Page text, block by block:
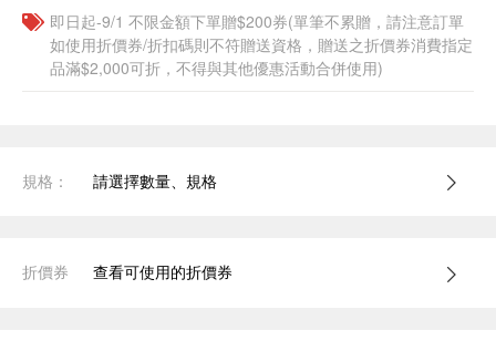
即日起-9/1 不限金額下單贈$200券(單筆不累贈，請注意訂單
如使用折價券/折扣碼則不符贈送資格，贈送之折價券消費指定
品滿$2,000可折，不得與其他優惠活動合併使用)
規格： 請選擇數量、規格
折價券 查看可使用的折價券